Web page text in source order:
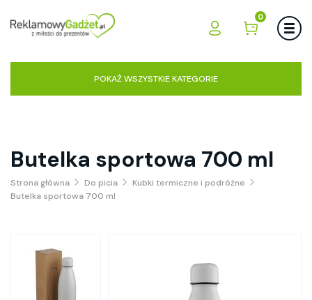
0
POKAŻ WSZYSTKIE KATEGORIE
Butelka sportowa 700 ml
Strona główna Do picia
Kubki termiczne i podróżne
Butelka sportowa 700 ml